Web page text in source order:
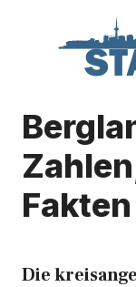
Fakten
Die